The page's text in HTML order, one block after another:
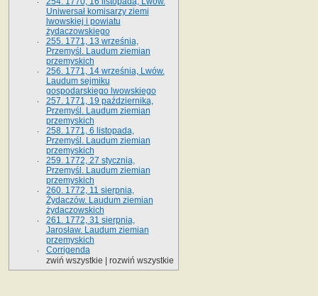
Uniwersał komisarzy ziemi
lwowskiej i powiatu
żydaczowskiego
255. 1771, 13 września,
Przemyśl. Laudum ziemian
przemyskich
256. 1771, 14 września, Lwów.
Laudum sejmiku
gospodarskiego lwowskiego
257. 1771, 19 października,
Przemyśl. Laudum ziemian
przemyskich
258. 1771, 6 listopada,
Przemyśl. Laudum ziemian
przemyskich
259. 1772, 27 stycznia,
Przemyśl. Laudum ziemian
przemyskich
260. 1772, 11 sierpnia,
Żydaczów. Laudum ziemian
żydaczowskich
261. 1772, 31 sierpnia,
Jarosław. Laudum ziemian
przemyskich
Corrigenda
zwiń wszystkie
rozwiń wszystkie